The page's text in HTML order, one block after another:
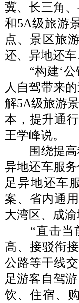
冀、长三角
和5A级旅游
点、景区旅
还、异地还车
“构建‘公
人自驾带来
解5A级旅游
本，提升通
王学峰说。
围绕提高
异地还车服
足异地还车
案、省内通
大湾区、成
“直击当前
高、接驳衔
公路等干线
足游客自驾
饮、住宿、